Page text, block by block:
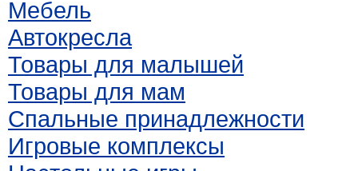
Мебель
Автокресла
Товары для малышей
Товары для мам
Спальные принадлежности
Игровые комплексы